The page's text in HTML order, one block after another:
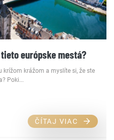
európske mestá?
krížom krážom a myslíte si, že ste
Poki...
ČÍTAJ VIAC